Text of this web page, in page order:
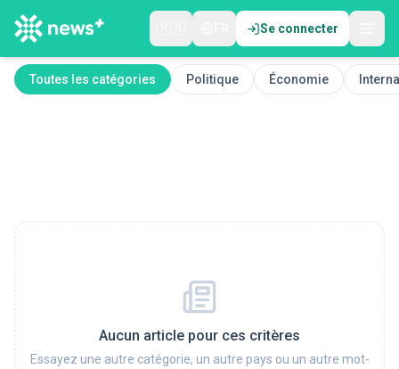
Se connecter
Toutes les catégories Politique Économie
Aucun article pour ces critères
Essayez une autre catégorie, un autre pays ou un autre mot-